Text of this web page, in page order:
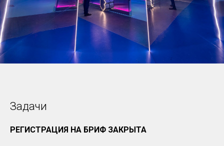
Задачи
РЕГИСТРАЦИЯ НА БРИФ ЗАКРЫТА